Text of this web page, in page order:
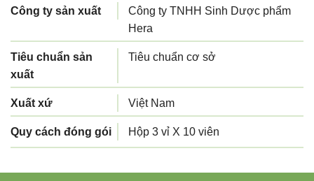
Công ty sản xuất
Công ty TNHH Sinh Dược phẩm
Hera
Tiêu chuẩn sản
xuất
Tiêu chuẩn cơ sở
Xuất xứ Việt Nam
Quy cách đóng gói Hộp 3 vỉ X 10 viên